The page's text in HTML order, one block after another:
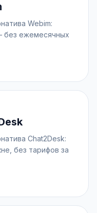
Webim:
без ежемесячных
Chat2Desk:
без тарифов за